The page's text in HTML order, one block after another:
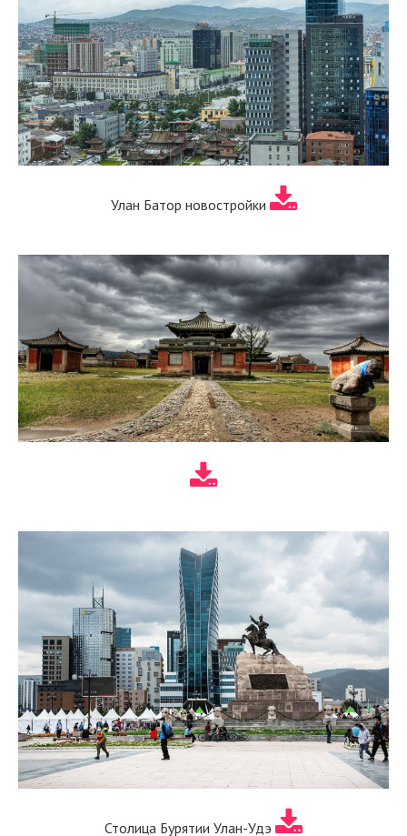
Улан Батор новостройки
Столица Бурятии Улан-Удэ